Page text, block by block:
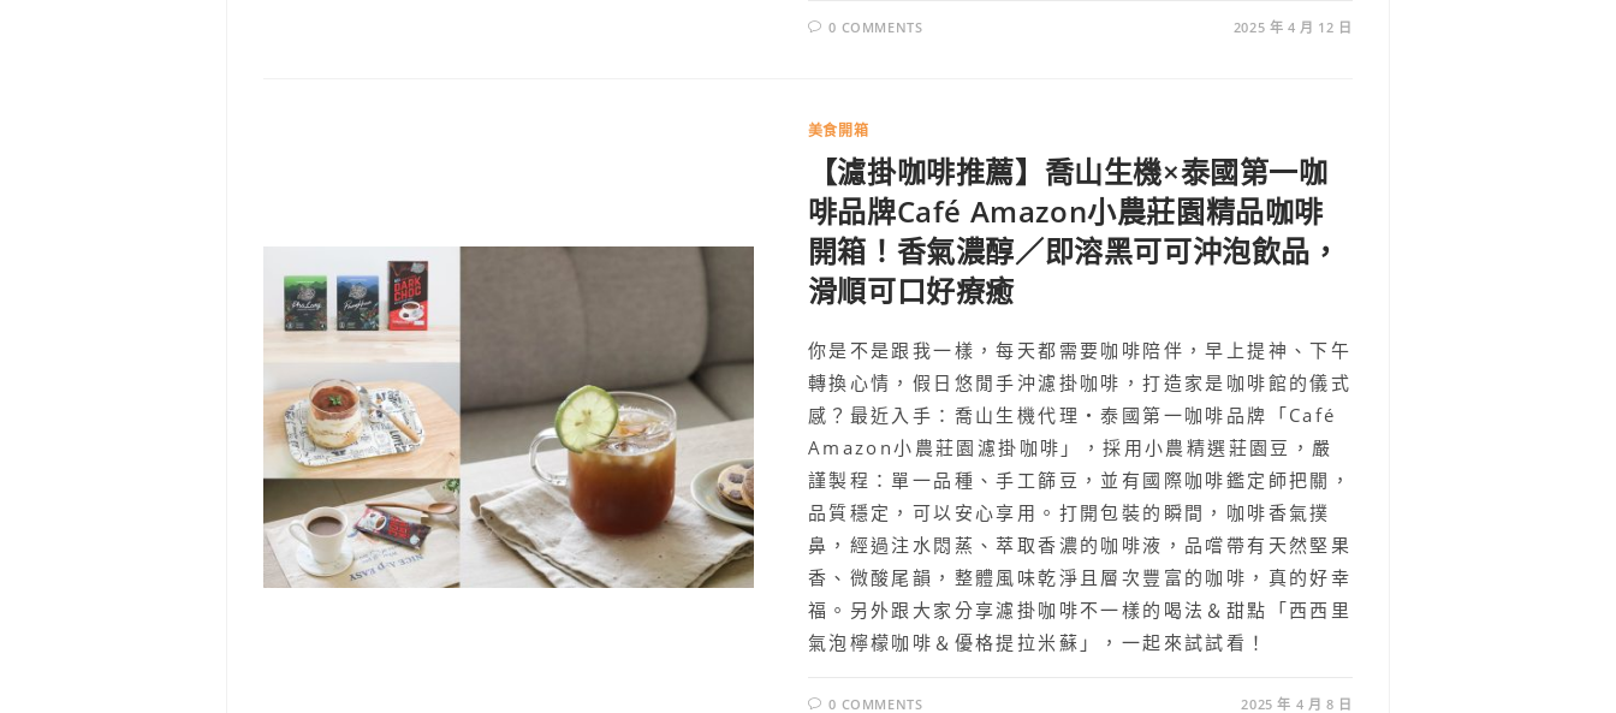
0 COMMENTS 2025 年 4 月 12 日
美食開箱
【濾掛咖啡推薦】喬山生機×泰國第一咖
啡品牌Café Amazon小農莊園精品咖啡
開箱！香氣濃醇／即溶黑可可沖泡飲品，
滑順可口好療癒
你是不是跟我一樣，每天都需要咖啡陪伴，早上提神、下午
轉換心情，假日悠閒手沖濾掛咖啡，打造家是咖啡館的儀式
感？最近入手：喬山生機代理・泰國第一咖啡品牌「Café
Amazon小農莊園濾掛咖啡」，採用小農精選莊園豆，嚴
謹製程：單一品種、手工篩豆，並有國際咖啡鑑定師把關，
品質穩定，可以安心享用。打開包裝的瞬間，咖啡香氣撲
鼻，經過注水悶蒸、萃取香濃的咖啡液，品嚐帶有天然堅果
香、微酸尾韻，整體風味乾淨且層次豐富的咖啡，真的好幸
福。另外跟大家分享濾掛咖啡不一樣的喝法＆甜點「西西里
氣泡檸檬咖啡＆優格提拉米蘇」，一起來試試看！
0 COMMENTS 2025 年 4 月 8 日